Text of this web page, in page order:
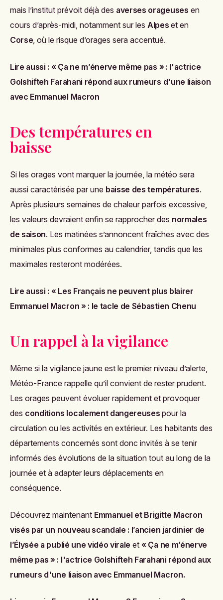
mais l’institut prévoit déjà des averses orageuses en
cours d’après-midi, notamment sur les Alpes et en
Corse, où le risque d’orages sera accentué.
Lire aussi : « Ça ne m’énerve même pas » : l'actrice
Golshifteh Farahani répond aux rumeurs d'une liaison
avec Emmanuel Macron
Des températures en
baisse
Si les orages vont marquer la journée, la météo sera
aussi caractérisée par une baisse des températures.
Après plusieurs semaines de chaleur parfois excessive,
les valeurs devraient enfin se rapprocher des normales
de saison. Les matinées s’annoncent fraîches avec des
minimales plus conformes au calendrier, tandis que les
maximales resteront modérées.
Lire aussi : « Les Français ne peuvent plus blairer
Emmanuel Macron » : le tacle de Sébastien Chenu
Un rappel à la vigilance
Même si la vigilance jaune est le premier niveau d’alerte,
Météo-France rappelle qu’il convient de rester prudent.
Les orages peuvent évoluer rapidement et provoquer
des conditions localement dangereuses pour la
circulation ou les activités en extérieur. Les habitants des
départements concernés sont donc invités à se tenir
informés des évolutions de la situation tout au long de la
journée et à adapter leurs déplacements en
conséquence.
Découvrez maintenant Emmanuel et Brigitte Macron
visés par un nouveau scandale : l’ancien jardinier de
l’Élysée a publié une vidéo virale et « Ça ne m’énerve
même pas » : l'actrice Golshifteh Farahani répond aux
rumeurs d'une liaison avec Emmanuel Macron.